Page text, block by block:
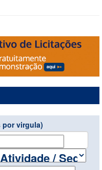
por virgula)